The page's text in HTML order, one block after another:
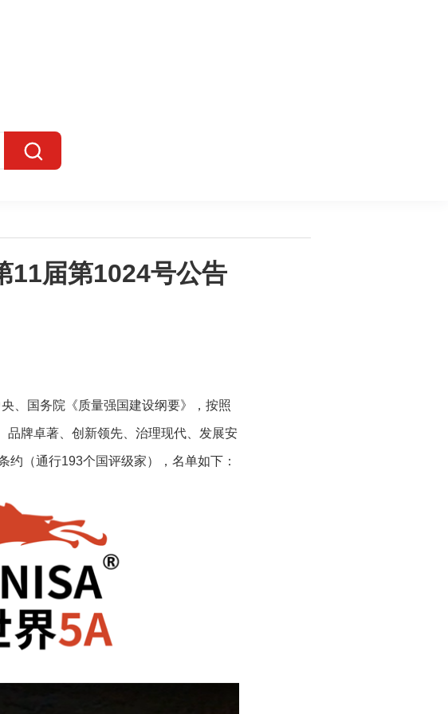
11届第1024号公告
、国务院《质量强国建设纲要》，按照
品牌卓著、创新领先、治理现代、发展安
（通行193个国评级家），名单如下：